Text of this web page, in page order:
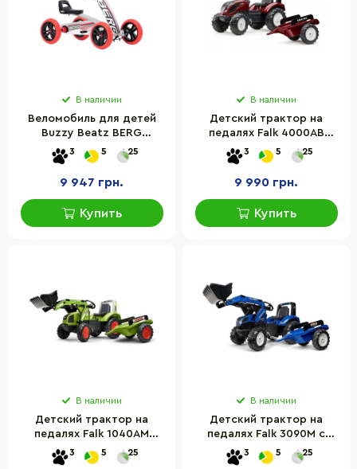
В наличии
Веломобиль для детей
Buzzy Beatz BERG
24.30.14.00
3 5 25
9 947 грн.
Купить
В наличии
Детский трактор на
педалях Falk 4000AB
VALTRA S4 с прицепом
3 5 25
9 990 грн.
Купить
В наличии
Детский трактор на
педалях Falk 1040AM
CLAAS ARION с прицепом
и передним ковшом
3 5 25
В наличии
Детский трактор на
педалях Falk 3090M с
прицепом и передним
ковшом
3 5 25